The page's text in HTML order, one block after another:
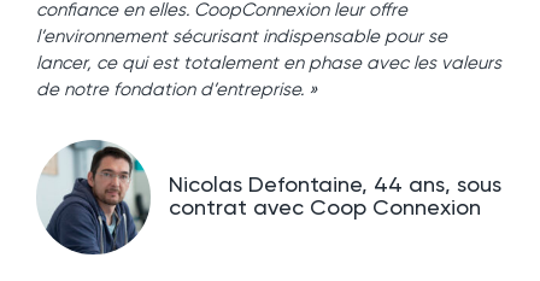
confiance en elles. CoopConnexion leur offre
l’environnement sécurisant indispensable pour se
lancer, ce qui est totalement en phase avec les valeurs
de notre fondation d’entreprise. »
Nicolas Defontaine, 44 ans, sous
contrat avec Coop Connexion